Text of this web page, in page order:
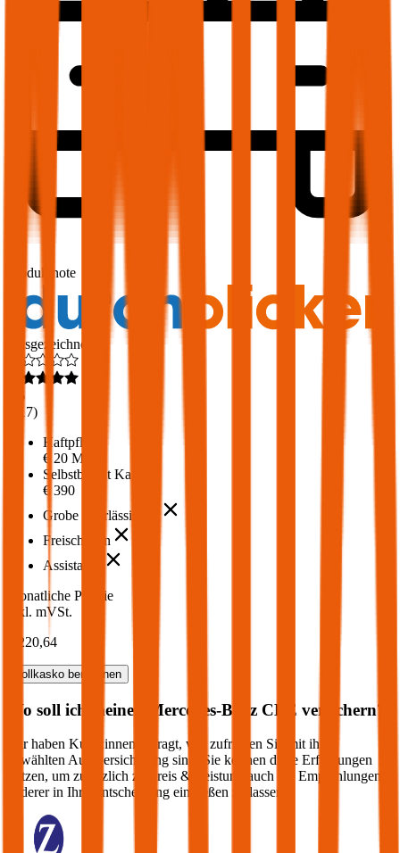
Produktnote
Ausgezeichnet
4,6
217)
Haftpflicht
€ 20 Mio.
Selbstbehalt Kasko
€ 390
Grobe Fahrlässigkeit
Freischaden
Assistance
Monatliche Prämie
inkl. mVSt.
€ 220,64
Vollkasko berechnen
Wo soll ich meinen Mercedes-Benz CLE versichern?
Wir haben Kund:innen befragt, wie zufrieden Sie mit ihrer
gewählten Autoversicherung sind. Sie können diese Erfahrungen
nutzen, um zusätzlich zu Preis & Leistung auch die Empfehlungen
anderer in Ihre Entscheidung einfließen zu lassen: